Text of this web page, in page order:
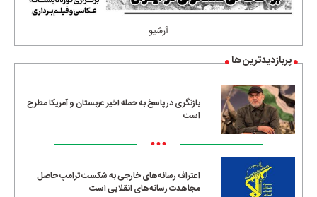
آرشیو
پربازدیدترین ها
بازنگری در پاسخ به حمله اخیر عربستان و آمریکا مطرح
است
•••
اعتراف رسانه‌های خارجی به شکست ترامپ حاصل
مجاهدت رسانه‌های انقلابی است